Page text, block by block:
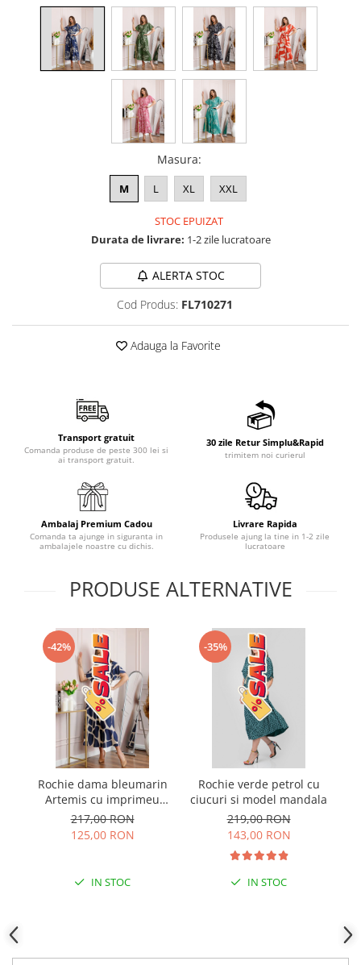
Masura:
M L XL XXL
STOC EPUIZAT
Durata de livrare: 1-2 zile lucratoare
ALERTA STOC
Cod Produs: FL710271
Adauga la Favorite
Transport gratuit
Comanda produse de peste 300 lei si
ai transport gratuit.
30 zile Retur Simplu&Rapid
trimitem noi curierul
Ambalaj Premium Cadou
Comanda ta ajunge in siguranta in
ambalajele noastre cu dichis.
Livrare Rapida
Produsele ajung la tine in 1-2 zile
lucratoare
PRODUSE ALTERNATIVE
-42%
Rochie dama bleumarin
Artemis cu imprimeu
abstract si cordon in talie
217,00 RON
125,00 RON
IN STOC
-35%
Rochie verde petrol cu
ciucuri si model mandala
219,00 RON
143,00 RON
IN STOC